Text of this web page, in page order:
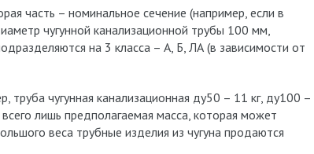
часть – номинальное сечение (например, если в
чугунной канализационной трубы 100 мм,
на 3 класса – А, Б, ЛА (в зависимости от
труба чугунная канализационная ду50 – 11 кг, ду100 –
лишь предполагаемая масса, которая может
веса трубные изделия из чугуна продаются